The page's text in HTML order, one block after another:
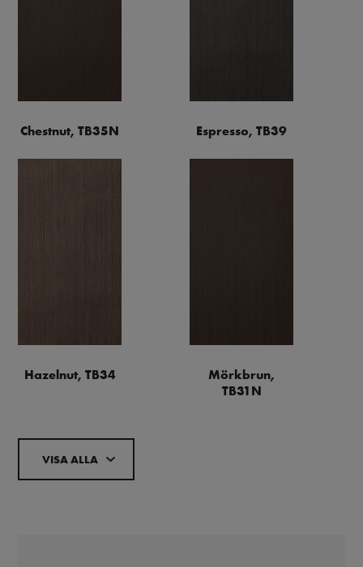
Chestnut, TB35N Espresso, TB39
Hazelnut, TB34
Mörkbrun,
TB31N
VISA ALLA